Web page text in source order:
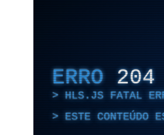
ERRO 204
HLS.JS FATAL
ESTE CONTEÚDO